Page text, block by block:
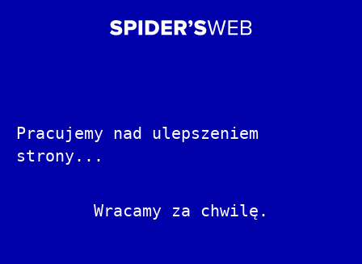
Pracujemy nad ulepszeniem
strony...
Wracamy za chwilę.